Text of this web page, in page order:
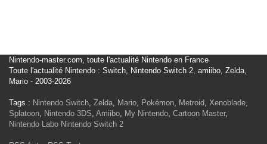
Nintendo-master.com, toute l'actualité Nintendo en France
Toute l'actualité Nintendo : Switch, Nintendo Switch 2, amiibo, Zelda,
Mario - 2003-2026
Tags : Nintendo Switch, Zelda, Mario, Pokémon, Metroid, Xenoblade,
Splatoon, Nintendo 3DS, Amiibo, My Nintendo, Cartoon Master,
Nintendo Labo Nintendo Switch 2